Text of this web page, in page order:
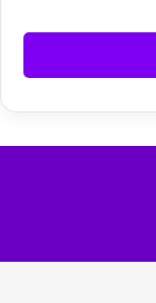
هستن بصورت
و از طرف دیگه